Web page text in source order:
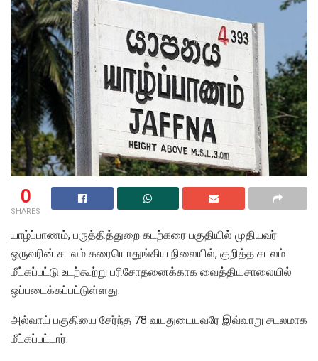
0
SHARES
யாழ்ப்பாணம், பருத்தித்துறை கடற்கரை பகுதியில் முதியவர்
ஒருவரின் சடலம் கரையொதுங்கிய நிலையில், குறித்த சடலம்
மீட்கப்பட்டு உடற்கூற்று பரிசோதனைக்காக வைத்தியசாலையில்
ஒப்படைக்கப்பட்டுள்ளது.
அல்வாய் பகுதியை சேர்ந்த 78 வயதுடையவரே இவ்வாறு சடலமாக
மீட்கப்பட்டார்.